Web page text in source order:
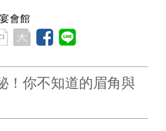
會館
！你不知道的眉角與